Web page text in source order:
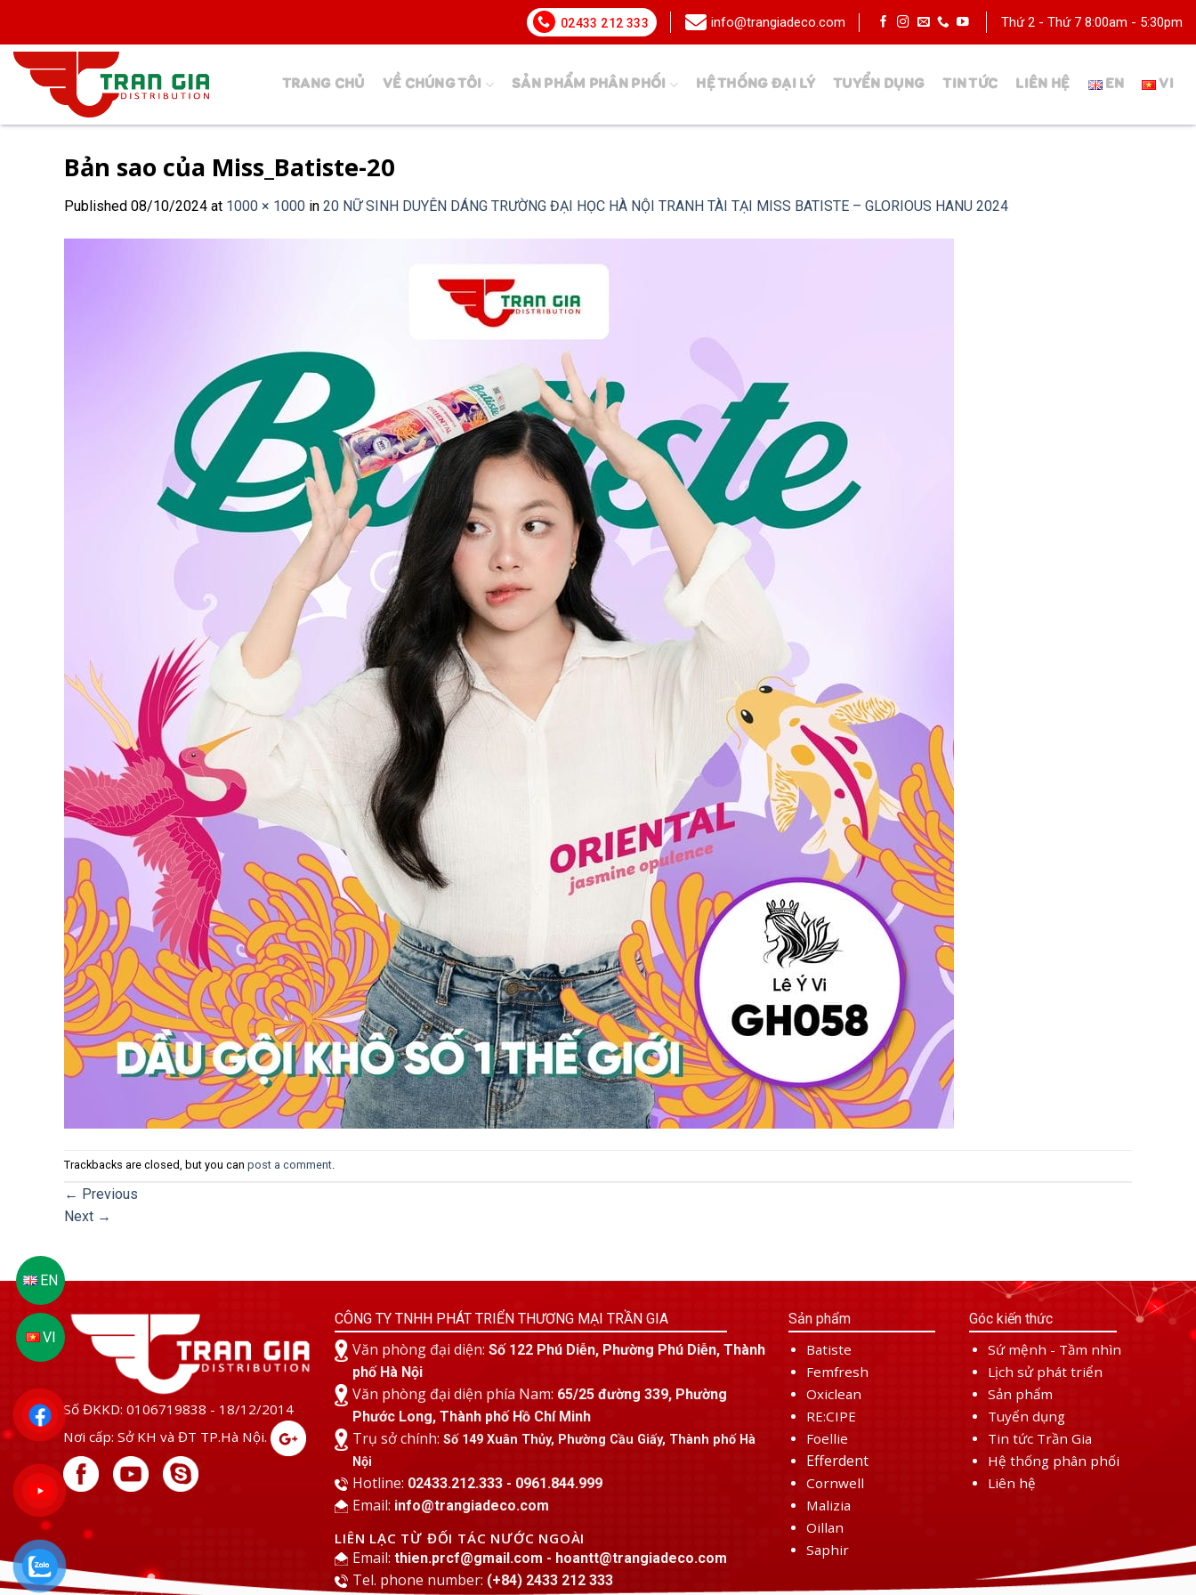
content
02433 212 333 info@trangiadeco.com Thứ 2 - Thứ 7 8:00am - 5:30pm
TRANG CHỦ VỀ CHÚNG TÔI SẢN PHẨM PHÂN PHỐI HỆ THỐNG ĐẠI LÝ TUYỂN DỤNG TIN TỨC LIÊN HỆ
Bản sao của Miss_Batiste-20
Published 08/10/2024 at 1000 × 1000 in 20 NỮ SINH DUYÊN DÁNG TRƯỜNG ĐẠI HỌC HÀ NỘI TRANH TÀI TẠI MISS BATISTE – GLORIOUS HANU 2024
Trackbacks are closed, but you can post a comment
← Previous
Next →
Số ĐKKD: 0106719838 - 18/12/2014
Nơi cấp: Sở KH và ĐT TP.Hà Nội.
CÔNG TY TNHH PHÁT TRIỂN THƯƠNG MẠI TRẦN GIA
Văn phòng đại diện:Số 122 Phú Diễn, Phường Phú Diễn, Thành
phố Hà Nội
Văn phòng đại diện phía Nam: 65/25 đường 339, Phường
Phước Long, Thành phố Hồ Chí Minh
Trụ sở chính:Số 149 Xuân Thủy, Phường Cầu Giấy, Thành phố Hà
Nội
Hotline: 02433.212.333 - 0961.844.999
Email: info@trangiadeco.com
LIÊN LẠC TỪ ĐỐI TÁC NƯỚC NGOÀI
Email:thien.prcf@gmail.com - hoantt@trangiadeco.com
Tel. phone number: (+84) 2433 212 333
Sản phẩm
Batiste
Femfresh
Oxiclean
RE:CIPE
Foellie
Efferdent
Cornwell
Malizia
Oillan
Saphir
Góc kiến thức
Sứ mệnh - Tầm nhìn
Lịch sử phát triển
Sản phẩm
Tuyển dụng
Tin tức Trần Gia
Hệ thống phân phối
Liên hệ